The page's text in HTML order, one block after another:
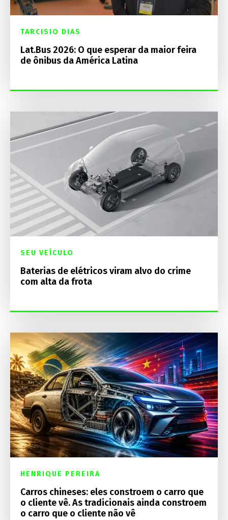
TARCISIO DIAS
Lat.Bus 2026: O que esperar da maior feira
de ônibus da América Latina
SEU VEÍCULO
Baterias de elétricos viram alvo do crime
com alta da frota
HENRIQUE PEREIRA
Carros chineses: eles constroem o carro que
o cliente vê. As tradicionais ainda constroem
o carro que o cliente não vê